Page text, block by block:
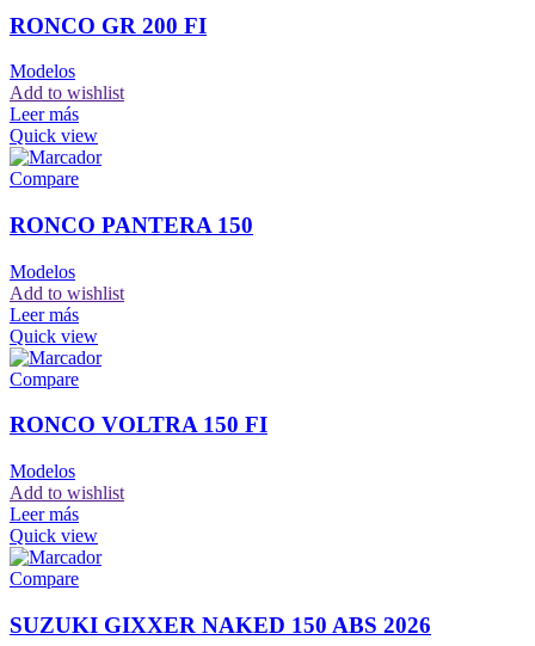
RONCO GR 200 FI
Modelos
Add to wishlist
Leer más
Quick view
Compare
RONCO PANTERA 150
Modelos
Add to wishlist
Leer más
Quick view
Compare
RONCO VOLTRA 150 FI
Modelos
Add to wishlist
Leer más
Quick view
Compare
SUZUKI GIXXER NAKED 150 ABS 2026